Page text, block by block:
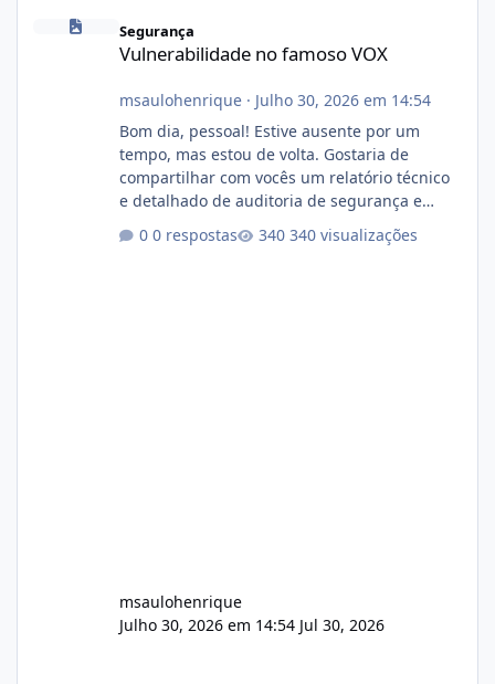
Segurança
Vulnerabilidade no famoso VOX
msaulohenrique· Julho 30, 2026 em 14:54
Bom dia, pessoal! Estive ausente por um
tempo, mas estou de volta. Gostaria de
compartilhar com vocês um relatório técnico
e detalhado de auditoria de segurança e
atualmente em circulação e comercialização
0 respostas 340 visualizações
msaulohenrique
Julho 30, 2026 em 14:54 Jul 30, 2026